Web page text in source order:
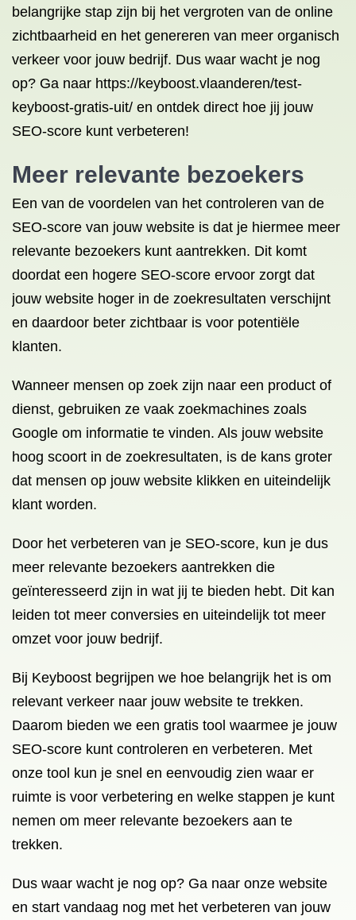
belangrijke stap zijn bij het vergroten van de online
zichtbaarheid en het genereren van meer organisch
verkeer voor jouw bedrijf. Dus waar wacht je nog
op? Ga naar https://keyboost.vlaanderen/test-
keyboost-gratis-uit/ en ontdek direct hoe jij jouw
SEO-score kunt verbeteren!
Meer relevante bezoekers
Een van de voordelen van het controleren van de
SEO-score van jouw website is dat je hiermee meer
relevante bezoekers kunt aantrekken. Dit komt
doordat een hogere SEO-score ervoor zorgt dat
jouw website hoger in de zoekresultaten verschijnt
en daardoor beter zichtbaar is voor potentiële
klanten.
Wanneer mensen op zoek zijn naar een product of
dienst, gebruiken ze vaak zoekmachines zoals
Google om informatie te vinden. Als jouw website
hoog scoort in de zoekresultaten, is de kans groter
dat mensen op jouw website klikken en uiteindelijk
klant worden.
Door het verbeteren van je SEO-score, kun je dus
meer relevante bezoekers aantrekken die
geïnteresseerd zijn in wat jij te bieden hebt. Dit kan
leiden tot meer conversies en uiteindelijk tot meer
omzet voor jouw bedrijf.
Bij Keyboost begrijpen we hoe belangrijk het is om
relevant verkeer naar jouw website te trekken.
Daarom bieden we een gratis tool waarmee je jouw
SEO-score kunt controleren en verbeteren. Met
onze tool kun je snel en eenvoudig zien waar er
ruimte is voor verbetering en welke stappen je kunt
nemen om meer relevante bezoekers aan te
trekken.
Dus waar wacht je nog op? Ga naar onze website
en start vandaag nog met het verbeteren van jouw